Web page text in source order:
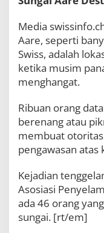
Media
Aare, seperti
Swiss, adalah
ketika musim
menghangat.
Ribuan orang
berenang atau
membuat
pengawasan
Kejadian
Asosiasi
ada 46 orang
sungai. [rt/em]